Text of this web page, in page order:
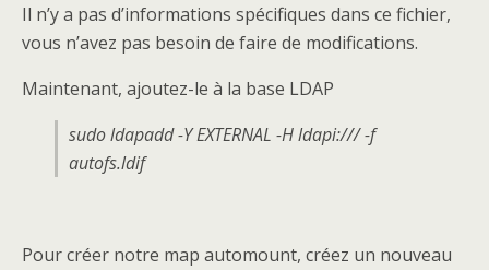
Il n’y a pas d’informations spécifiques dans ce fichier,
vous n’avez pas besoin de faire de modifications.
Maintenant, ajoutez-le à la base LDAP
sudo ldapadd -Y EXTERNAL -H ldapi:/// -f
autofs.ldif
Pour créer notre map automount, créez un nouveau